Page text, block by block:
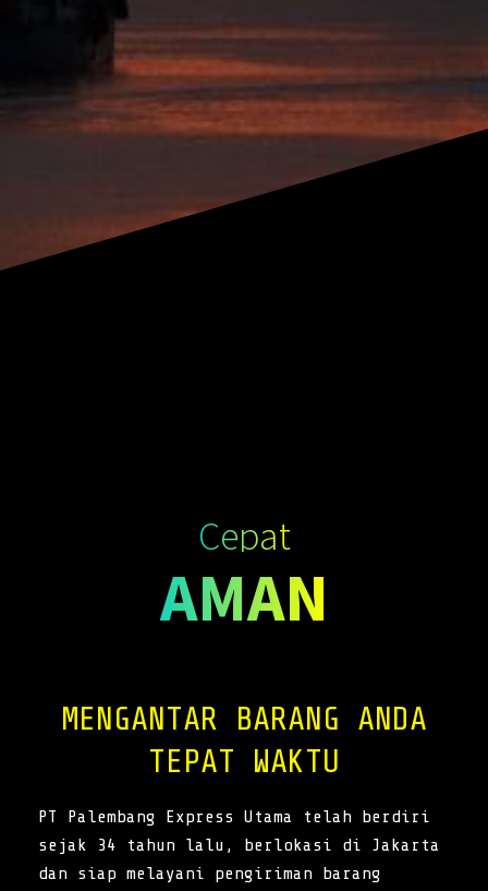
Cepat
AMAN
MENGANTAR BARANG ANDA
TEPAT WAKTU
PT Palembang Express Utama telah berdiri
sejak 34 tahun lalu, berlokasi di Jakarta
dan siap melayani pengiriman barang